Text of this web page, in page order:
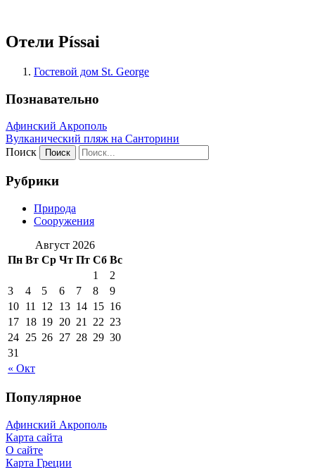
Отели Píssai
Гостевой дом St. George
Познавательно
Афинский Акрополь
Вулканический пляж на Санторини
Поиск
Рубрики
Природа
Сооружения
Август 2026
Пн Вт Ср Чт Пт Сб Вс
« Окт
1
2
3
4 5 6 7 8
9
10 11 12 13 14 15 16
17 18 19 20 21 22 23
24 25 26 27 28 29 30
31
Популярное
Афинский Акрополь
Карта сайта
О сайте
Карта Греции